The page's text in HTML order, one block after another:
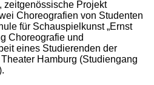
zeitgenössische Projekt
Choreografien von Studenten
für Schauspielkunst „Ernst
Choreografie und
eines Studierenden der
Hamburg (Studiengang